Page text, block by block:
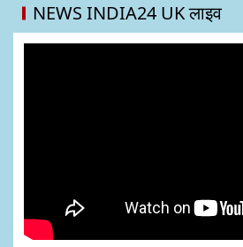
NEWS INDIA24 UK लाइव